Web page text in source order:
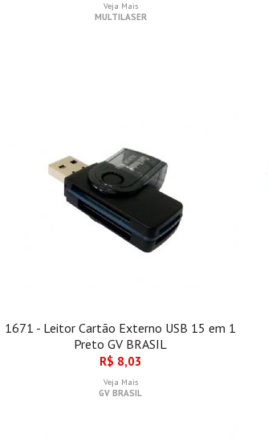
Veja Mais
MULTILASER
1671 - Leitor Cartão Externo USB 15 em 1
Preto GV BRASIL
R$ 8,03
Veja Mais
GV BRASIL